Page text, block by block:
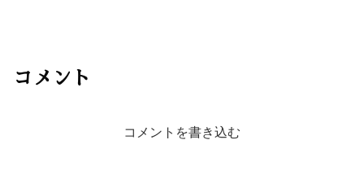
コメント
コメントを書き込む